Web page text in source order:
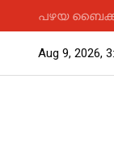
പഴയ ബൈക്ക്
Aug 9, 2026,